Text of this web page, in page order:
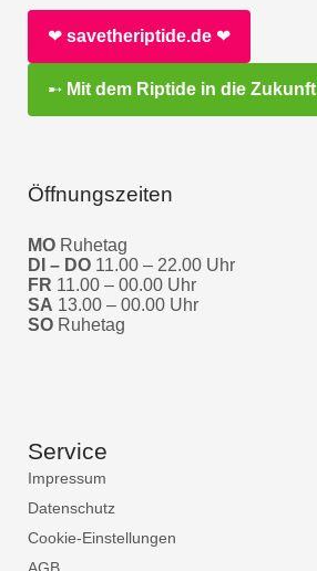
❤︎ savetheriptide.de ❤︎
➸ Mit dem Riptide in die Zukunft
Öffnungszeiten
MO Ruhetag
DI – DO 11.00 – 22.00 Uhr
FR 11.00 – 00.00 Uhr
SA 13.00 – 00.00 Uhr
SO Ruhetag
Service
Impressum
Datenschutz
Cookie-Einstellungen